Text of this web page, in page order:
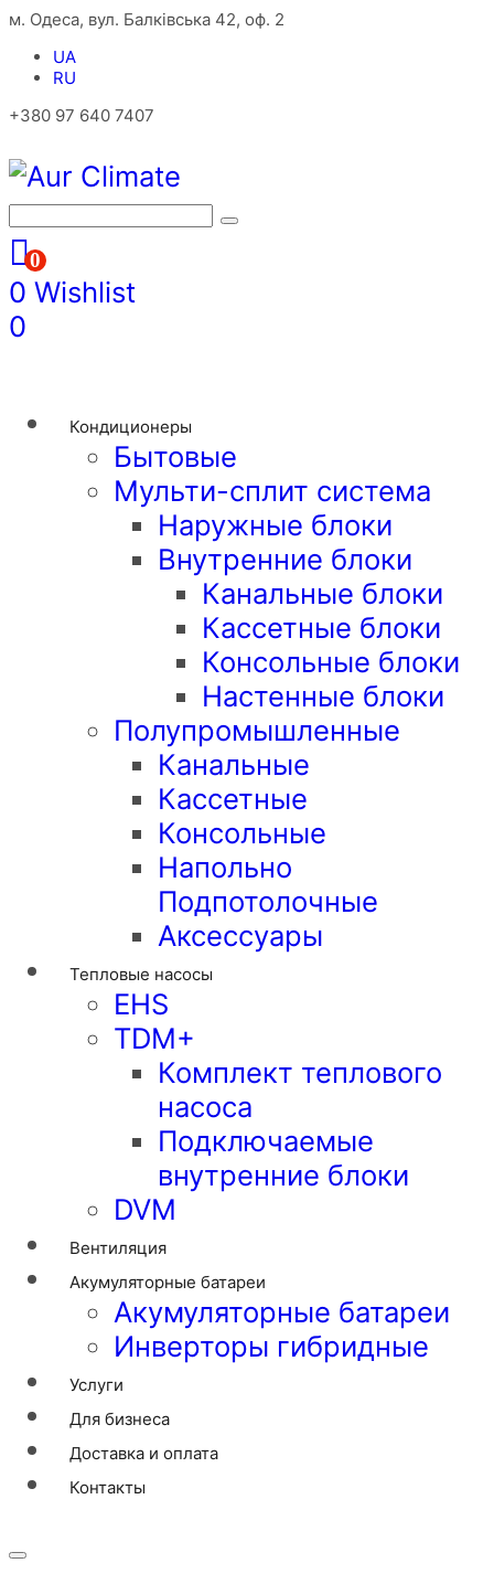
м. Одеса, вул. Балківська 42, оф. 2
UA
RU
+380 97 640 7407
0
0 Wishlist
0
Кондиционеры
Бытовые
Мульти-сплит система
Наружные блоки
Внутренние блоки
Канальные блоки
Кассетные блоки
Консольные блоки
Настенные блоки
Полупромышленные
Канальные
Кассетные
Консольные
Напольно
Подпотолочные
Аксессуары
Тепловые насосы
EHS
TDM+
Комплект теплового
насоса
Подключаемые
внутренние блоки
DVM
Вентиляция
Акумуляторные батареи
Акумуляторные батареи
Инверторы гибридные
Услуги
Для бизнеса
Доставка и оплата
Контакты